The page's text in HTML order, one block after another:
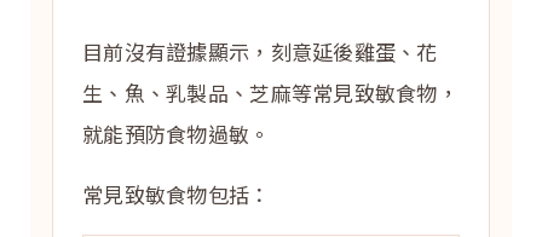
目前沒有證據顯示，刻意延後雞蛋、花
生、魚、乳製品、芝麻等常見致敏食物，
就能預防食物過敏。
常見致敏食物包括：